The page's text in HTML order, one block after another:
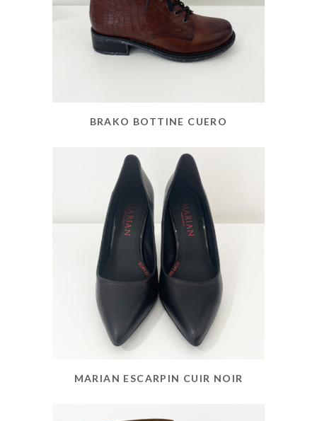
BRAKO BOTTINE CUERO
MARIAN ESCARPIN CUIR NOIR